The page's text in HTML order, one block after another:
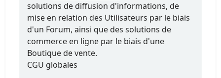
solutions de diffusion d'informations, de
mise en relation des Utilisateurs par le biais
d'un Forum, ainsi que des solutions de
commerce en ligne par le biais d'une
Boutique de vente.
CGU globales